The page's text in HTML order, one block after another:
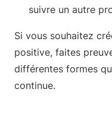
suivre un autre
Si vous souhaitez
positive, faites
différentes formes
continue.